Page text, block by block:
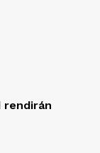
rendirán